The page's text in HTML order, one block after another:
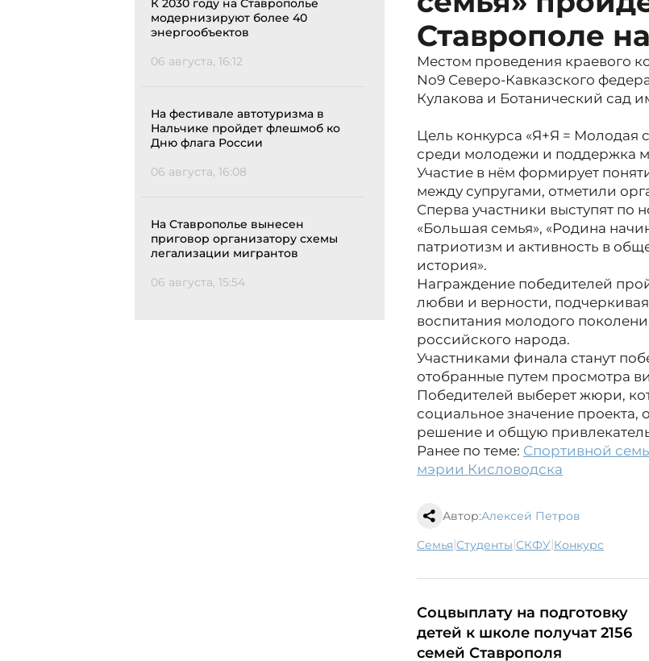
К 2030 году на Ставрополье
модернизируют более 40
энергообъектов
06 августа, 16:12
На фестивале автотуризма в
Нальчике пройдет флешмоб ко
Дню флага России
06 августа, 16:08
На Ставрополье вынесен
приговор организатору схемы
легализации мигрантов
06 августа, 15:54
Ставрополе
Местом проведения краевого
No9 Северо-Кавказского
Кулакова и Ботанический сад
Цель конкурса «Я+Я = Молодая
среди молодежи и поддержка
Участие в нём формирует
между супругами, отметили
Сперва участники выступят по
«Большая семья», «Родина
патриотизм и активность в
история».
Награждение победителей
любви и верности,
воспитания молодого
российского народа.
Участниками финала станут
отобранные путем просмотра
Победителей выберет жюри,
социальное значение проекта,
решение и общую
Ранее по теме: Спортивной
мэрии Кисловодска
Автор:Алексей Петров
семья| студенты| СКФУ| конкурс
Соцвыплату на подготовку
детей к школе получат 2156
семей Ставрополя